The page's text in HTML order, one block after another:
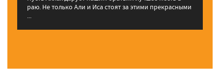
раю. Не только Али и Иса стоят за этими прекрасными
...